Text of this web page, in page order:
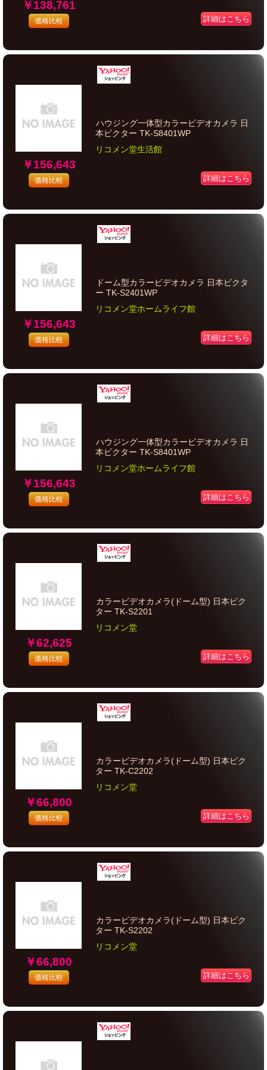
￥138,761
価格比較 詳細はこちら
￥156,643
価格比較
ハウジング一体型カラービデオカメラ 日
本ビクター TK-S8401WP
リコメン堂生活館
詳細はこちら
￥156,643
価格比較
ドーム型カラービデオカメラ 日本ビクタ
ー TK-S2401WP
リコメン堂ホームライフ館
詳細はこちら
￥156,643
価格比較
ハウジング一体型カラービデオカメラ 日
本ビクター TK-S8401WP
リコメン堂ホームライフ館
詳細はこちら
￥62,625
価格比較
カラービデオカメラ(ドーム型) 日本ビク
ター TK-S2201
リコメン堂
詳細はこちら
￥66,800
価格比較
カラービデオカメラ(ドーム型) 日本ビク
ター TK-C2202
リコメン堂
詳細はこちら
￥66,800
価格比較
カラービデオカメラ(ドーム型) 日本ビク
ター TK-S2202
リコメン堂
詳細はこちら